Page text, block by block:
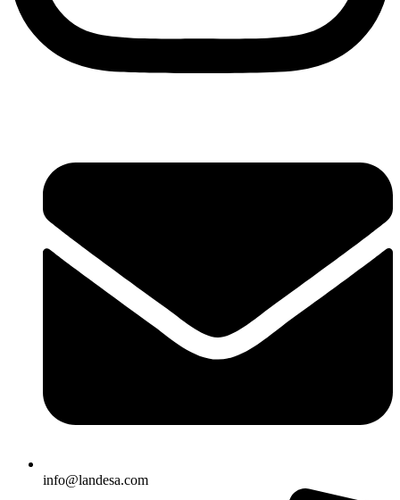
info@landesa.com